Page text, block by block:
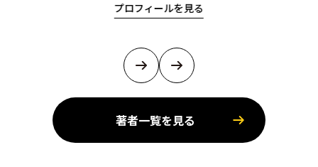
プロフィールを見る
著者一覧を見る